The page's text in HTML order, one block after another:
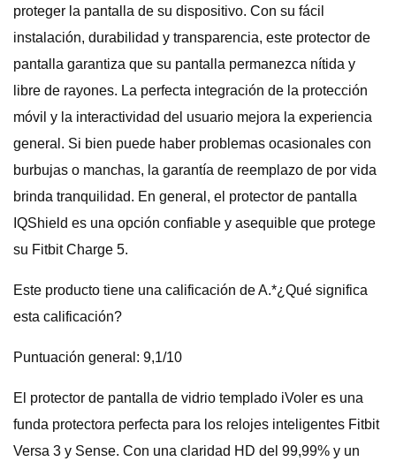
proteger la pantalla de su dispositivo. Con su fácil
instalación, durabilidad y transparencia, este protector de
pantalla garantiza que su pantalla permanezca nítida y
libre de rayones. La perfecta integración de la protección
móvil y la interactividad del usuario mejora la experiencia
general. Si bien puede haber problemas ocasionales con
burbujas o manchas, la garantía de reemplazo de por vida
brinda tranquilidad. En general, el protector de pantalla
IQShield es una opción confiable y asequible que protege
su Fitbit Charge 5.
Este producto tiene una calificación de A.*¿Qué significa
esta calificación?
Puntuación general: 9,1/10
El protector de pantalla de vidrio templado iVoler es una
funda protectora perfecta para los relojes inteligentes Fitbit
Versa 3 y Sense. Con una claridad HD del 99,99% y un